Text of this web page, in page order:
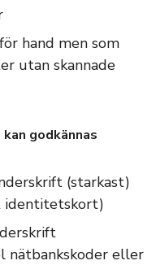
hand men som
utan skannade
godkännas
(starkast)
identitetskort)
nätbankskoder eller